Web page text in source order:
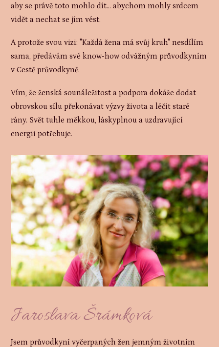
aby se právě toto mohlo dít... abychom mohly srdcem
vidět a nechat se jím vést.
A protože svou vizi: "Každá žena má svůj kruh" nesdílím
sama, předávám své know-how odvážným průvodkyním
v Cestě průvodkyně.
Vím, že ženská sounáležitost a podpora dokáže dodat
obrovskou sílu překonávat výzvy života a léčit staré
rány. Svět tuhle měkkou, láskyplnou a uzdravující
energii potřebuje.
Jaroslava Šrámková
Jsem průvodkyní vyčerpaných žen jemným životním